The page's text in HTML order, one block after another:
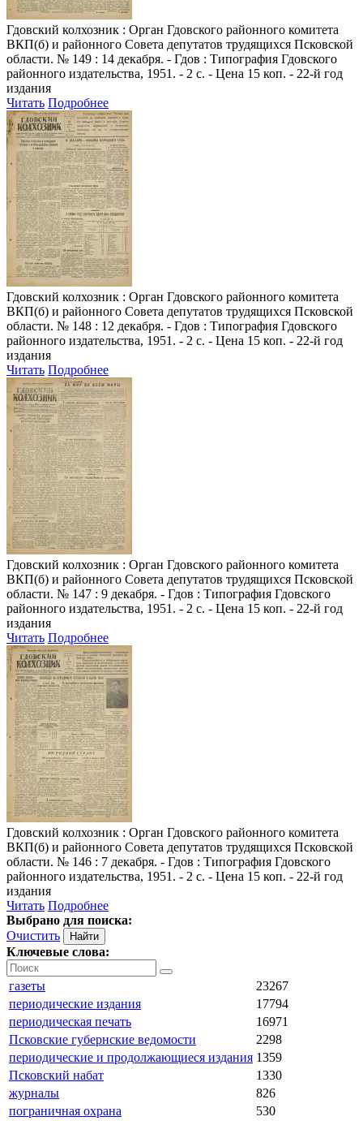
Гдовский колхозник : Орган Гдовского районного комитета
ВКП(б) и районного Совета депутатов трудящихся Псковской
области. № 149 : 14 декабря. - Гдов : Типография Гдовского
районного издательства, 1951. - 2 с. - Цена 15 коп. - 22-й год
издания
Читать Подробнее
Гдовский колхозник : Орган Гдовского районного комитета
ВКП(б) и районного Совета депутатов трудящихся Псковской
области. № 148 : 12 декабря. - Гдов : Типография Гдовского
районного издательства, 1951. - 2 с. - Цена 15 коп. - 22-й год
издания
Читать Подробнее
Гдовский колхозник : Орган Гдовского районного комитета
ВКП(б) и районного Совета депутатов трудящихся Псковской
области. № 147 : 9 декабря. - Гдов : Типография Гдовского
районного издательства, 1951. - 2 с. - Цена 15 коп. - 22-й год
издания
Читать Подробнее
Гдовский колхозник : Орган Гдовского районного комитета
ВКП(б) и районного Совета депутатов трудящихся Псковской
области. № 146 : 7 декабря. - Гдов : Типография Гдовского
районного издательства, 1951. - 2 с. - Цена 15 коп. - 22-й год
издания
Читать Подробнее
Выбрано для поиска:
Очистить
Ключевые слова:
газеты
23267
периодические издания
17794
периодическая печать
16971
Псковские губернские ведомости
2298
периодические и продолжающиеся издания 1359
Псковский набат
1330
журналы
826
пограничная охрана
530